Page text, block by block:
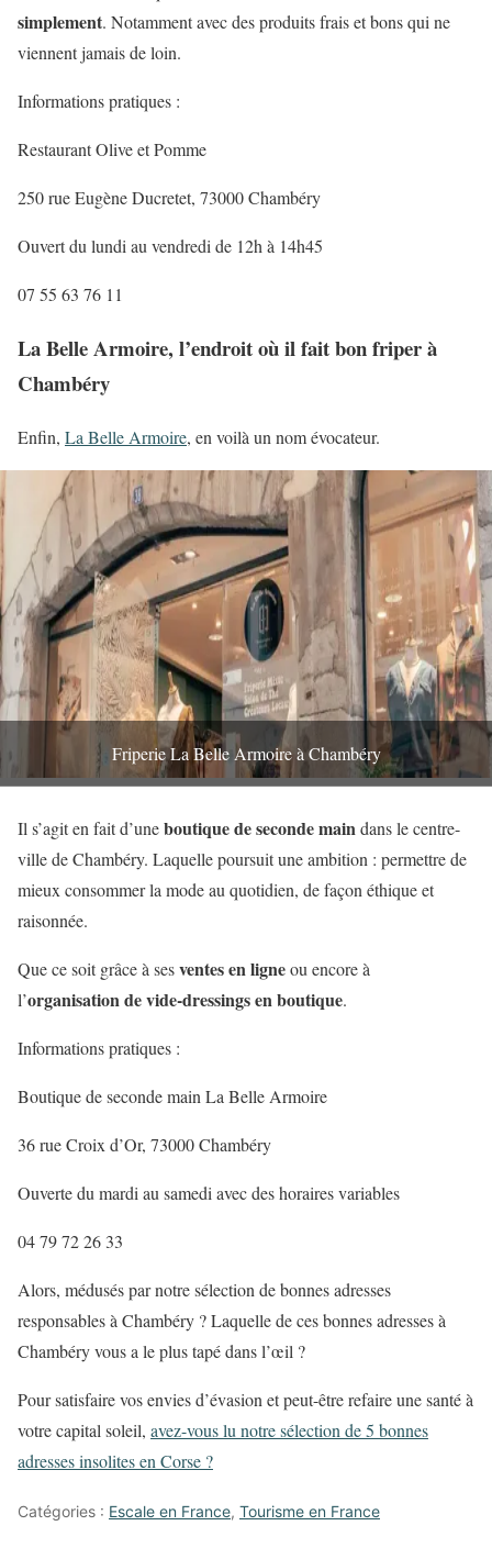
simplement. Notamment avec des produits frais et bons qui ne
viennent jamais de loin.
Informations pratiques :
Restaurant Olive et Pomme
250 rue Eugène Ducretet, 73000 Chambéry
Ouvert du lundi au vendredi de 12h à 14h45
07 55 63 76 11
La Belle Armoire, l’endroit où il fait bon friper à
Chambéry
Enfin, La Belle Armoire, en voilà un nom évocateur.
Friperie La Belle Armoire à Chambéry
Il s’agit en fait d’uneboutique de seconde maindans le centre-
ville de Chambéry. Laquelle poursuit une ambition : permettre de
mieux consommer la mode au quotidien, de façon éthique et
raisonnée.
Que ce soit grâce à sesventes en ligneou encore à
l’organisation de vide-dressings en boutique.
Informations pratiques :
Boutique de seconde main La Belle Armoire
36 rue Croix d’Or, 73000 Chambéry
Ouverte du mardi au samedi avec des horaires variables
04 79 72 26 33
Alors, médusés par notre sélection de bonnes adresses
responsables à Chambéry ? Laquelle de ces bonnes adresses à
Chambéry vous a le plus tapé dans l’œil ?
Pour satisfaire vos envies d’évasion et peut-être refaire une santé à
votre capital soleil, avez-vous lu notre sélection de 5 bonnes
adresses insolites en Corse ?
Catégories : Escale en France, Tourisme en France